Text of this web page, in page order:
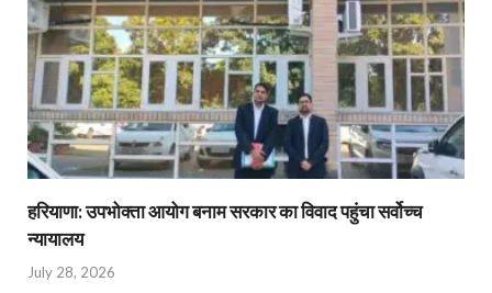
हरियाणा: उपभोक्ता आयोग बनाम सरकार का विवाद पहुंचा सर्वोच्च
न्यायालय
July 28, 2026